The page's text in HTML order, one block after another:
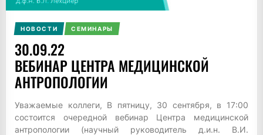
НОВОСТИ СЕМИНАРЫ
30.09.22
ВЕБИНАР ЦЕНТРА МЕДИЦИНСКОЙ
АНТРОПОЛОГИИ
Уважаемые коллеги, В пятницу, 30 сентября, в 17:00
состоится очередной вебинар Центра медицинской
антропологии (научный руководитель д.и.н. В.И.